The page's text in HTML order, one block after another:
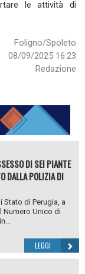
le attività di
Foligno/Spoleto
08/09/2025 16:23
Redazione
DI SEI PIANTE
DALLA POLIZIA DI
Stato di Perugia, a
Numero Unico di
LEGGI